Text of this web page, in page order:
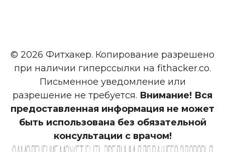
© 2026 Фитхакер. Копирование разрешено
при наличии гиперссылки на fithacker.co.
Письменное уведомление или
разрешение не требуется. Внимание! Вся
предоставленная информация не может
быть использована без обязательной
консультации с врачом!